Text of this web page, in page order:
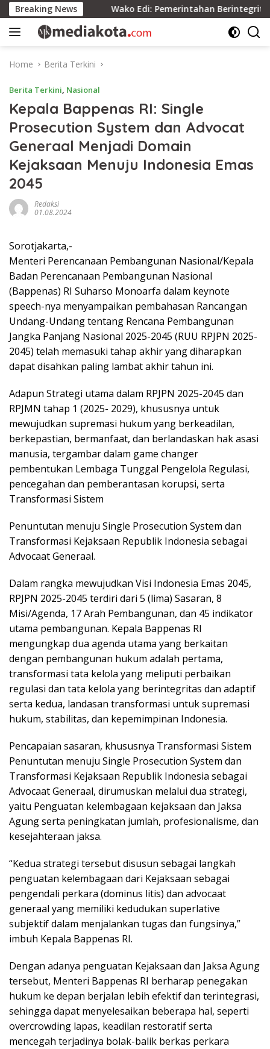
Skip
to
content
Breaking NewsWako Edi: Pemerintahan Berintegritas
Home Berita Terkini
Berita Terkini, Nasional
Kepala Bappenas RI: Single
Prosecution System dan Advocat
Generaal Menjadi Domain
Kejaksaan Menuju Indonesia Emas
2045
Redaksi
01.08.2024
Sorotjakarta,-
Menteri Perencanaan Pembangunan Nasional/Kepala
Badan Perencanaan Pembangunan Nasional
(Bappenas) RI Suharso Monoarfa dalam keynote
speech-nya menyampaikan pembahasan Rancangan
Undang-Undang tentang Rencana Pembangunan
Jangka Panjang Nasional 2025-2045 (RUU RPJPN 2025-
2045) telah memasuki tahap akhir yang diharapkan
dapat disahkan paling lambat akhir tahun ini.
Adapun Strategi utama dalam RPJPN 2025-2045 dan
RPJMN tahap 1 (2025- 2029), khususnya untuk
mewujudkan supremasi hukum yang berkeadilan,
berkepastian, bermanfaat, dan berlandaskan hak asasi
manusia, tergambar dalam game changer
pembentukan Lembaga Tunggal Pengelola Regulasi,
pencegahan dan pemberantasan korupsi, serta
Transformasi Sistem
Penuntutan menuju Single Prosecution System dan
Transformasi Kejaksaan Republik Indonesia sebagai
Advocaat Generaal.
Dalam rangka mewujudkan Visi Indonesia Emas 2045,
RPJPN 2025-2045 terdiri dari 5 (lima) Sasaran, 8
Misi/Agenda, 17 Arah Pembangunan, dan 45 indikator
utama pembangunan. Kepala Bappenas RI
mengungkap dua agenda utama yang berkaitan
dengan pembangunan hukum adalah pertama,
transformasi tata kelola yang meliputi perbaikan
regulasi dan tata kelola yang berintegritas dan adaptif
serta kedua, landasan transformasi untuk supremasi
hukum, stabilitas, dan kepemimpinan Indonesia.
Pencapaian sasaran, khususnya Transformasi Sistem
Penuntutan menuju Single Prosecution System dan
Transformasi Kejaksaan Republik Indonesia sebagai
Advocaat Generaal, dirumuskan melalui dua strategi,
yaitu Penguatan kelembagaan kejaksaan dan Jaksa
Agung serta peningkatan jumlah, profesionalisme, dan
kesejahteraan jaksa.
“Kedua strategi tersebut disusun sebagai langkah
penguatan kelembagaan dari Kejaksaan sebagai
pengendali perkara (dominus litis) dan advocaat
generaal yang memiliki kedudukan superlative
subjektif dalam menjalankan tugas dan fungsinya,”
imbuh Kepala Bappenas RI.
Dengan adanya penguatan Kejaksaan dan Jaksa Agung
tersebut, Menteri Bappenas RI berharap penegakan
hukum ke depan berjalan lebih efektif dan terintegrasi,
sehingga dapat menyelesaikan beberapa hal, seperti
overcrowding lapas, keadilan restoratif serta
mencegah terjadinya bolak-balik berkas perkara